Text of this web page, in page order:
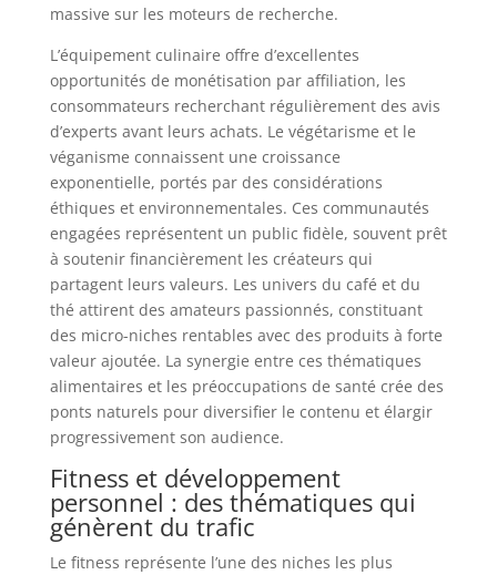
massive sur les moteurs de recherche.
L’équipement culinaire offre d’excellentes
opportunités de monétisation par affiliation, les
consommateurs recherchant régulièrement des avis
d’experts avant leurs achats. Le végétarisme et le
véganisme connaissent une croissance
exponentielle, portés par des considérations
éthiques et environnementales. Ces communautés
engagées représentent un public fidèle, souvent prêt
à soutenir financièrement les créateurs qui
partagent leurs valeurs. Les univers du café et du
thé attirent des amateurs passionnés, constituant
des micro-niches rentables avec des produits à forte
valeur ajoutée. La synergie entre ces thématiques
alimentaires et les préoccupations de santé crée des
ponts naturels pour diversifier le contenu et élargir
progressivement son audience.
Fitness et développement
personnel : des thématiques qui
génèrent du trafic
Le fitness représente l’une des niches les plus